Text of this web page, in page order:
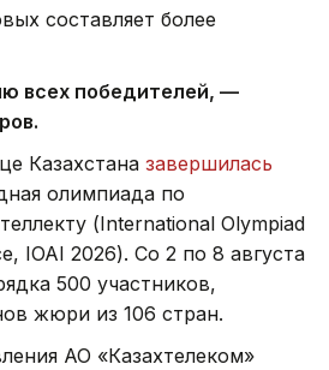
составляет более
всех победителей, —
Казахстана завершилась
олимпиада по
(International Olympiad
IOAI 2026). Со 2 по 8 августа
500 участников,
жюри из 106 стран.
АО «Казахтелеком»